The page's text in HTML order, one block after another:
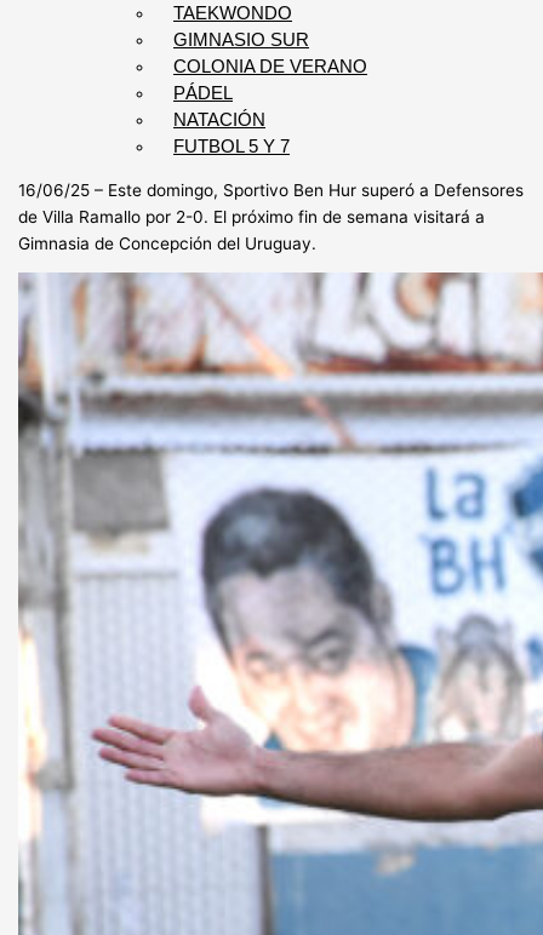
TAEKWONDO
GIMNASIO SUR
COLONIA DE VERANO
PÁDEL
NATACIÓN
FUTBOL 5 Y 7
16/06/25 – Este domingo, Sportivo Ben Hur superó a Defensores
de Villa Ramallo por 2-0. El próximo fin de semana visitará a
Gimnasia de Concepción del Uruguay.